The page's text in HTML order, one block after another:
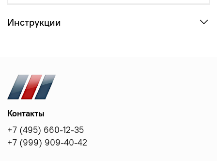
Инструкции
Контакты
+7 (495) 660-12-35
+7 (999) 909-40-42